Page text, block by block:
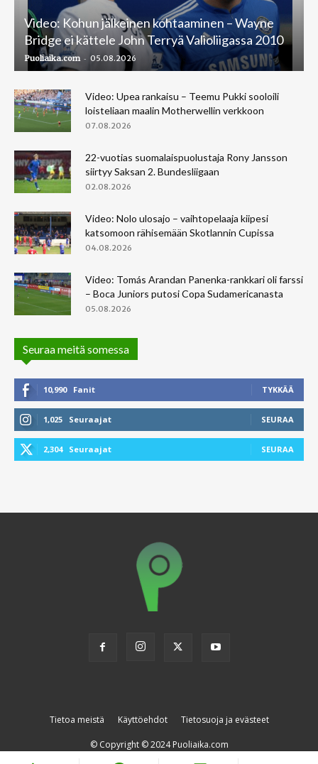
Video: Kohun jälkeinen kohtaaminen – Wayne
Bridge ei kättele John Terryä Valioliigassa 2010
Puoliaika.com - 05.08.2026
Video: Upea rankaisu – Teemu Pukki sooloili
loisteliaan maalin Motherwellin verkkoon
07.08.2026
22-vuotias suomalaispuolustaja Rony Jansson
siirtyy Saksan 2. Bundesliigaan
02.08.2026
Video: Nolo ulosajo – vaihtopelaaja kiipesi
katsomoon rähisemään Skotlannin Cupissa
04.08.2026
Video: Tomás Arandan Panenka-rankkari oli farssi
– Boca Juniors putosi Copa Sudamericanasta
05.08.2026
Seuraa meitä somessa
10,990 Fanit TYKKÄÄ
1,025 Seuraajat SEURAA
2,304 Seuraajat SEURAA
Tietoa meistä Käyttöehdot Tietosuoja ja evästeet
© Copyright © 2024 Puoliaika.com